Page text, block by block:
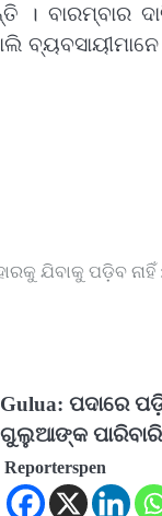
। ବାରମ୍ବାର
ବ୍ୟବସାୟୀମାନେ
ଯିବାକୁ ପଡ଼ିବ
Gulua: ପଦାରେ
ଗୁଲୁଆଙ୍କ
Reporterspen